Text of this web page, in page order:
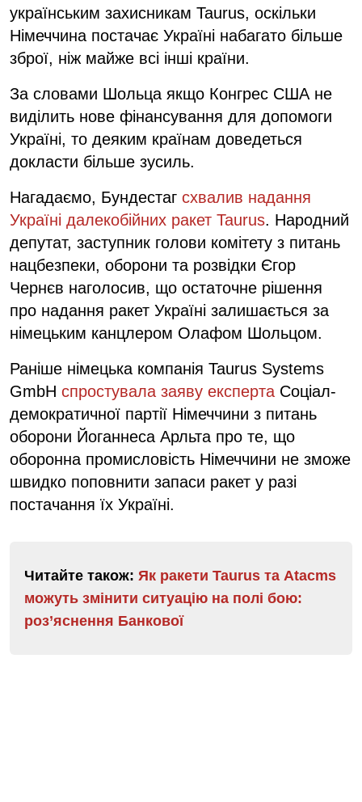
українським захисникам Taurus, оскільки
Німеччина постачає Україні набагато більше
зброї, ніж майже всі інші країни.
За словами Шольца якщо Конгрес США не
виділить нове фінансування для допомоги
Україні, то деяким країнам доведеться
докласти більше зусиль.
Нагадаємо, Бундестаг схвалив надання
Україні далекобійних ракет Taurus. Народний
депутат, заступник голови комітету з питань
нацбезпеки, оборони та розвідки Єгор
Чернєв наголосив, що остаточне рішення
про надання ракет Україні залишається за
німецьким канцлером Олафом Шольцом.
Раніше німецька компанія Taurus Systems
GmbH спростувала заяву експерта Соціал-
демократичної партії Німеччини з питань
оборони Йоганнеса Арльта про те, що
оборонна промисловість Німеччини не зможе
швидко поповнити запаси ракет у разі
постачання їх Україні.
Читайте також: Як ракети Taurus та Аtacms
можуть змінити ситуацію на полі бою:
роз’яснення Банкової